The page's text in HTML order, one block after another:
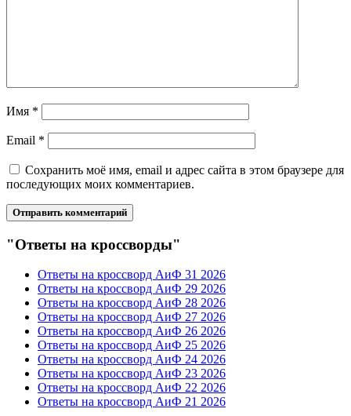
Имя *
Email *
Сохранить моё имя, email и адрес сайта в этом браузере для
последующих моих комментариев.
"Ответы на кроссворды"
Ответы на кроссворд АиФ 31 2026
Ответы на кроссворд АиФ 29 2026
Ответы на кроссворд АиФ 28 2026
Ответы на кроссворд АиФ 27 2026
Ответы на кроссворд АиФ 26 2026
Ответы на кроссворд АиФ 25 2026
Ответы на кроссворд АиФ 24 2026
Ответы на кроссворд АиФ 23 2026
Ответы на кроссворд АиФ 22 2026
Ответы на кроссворд АиФ 21 2026